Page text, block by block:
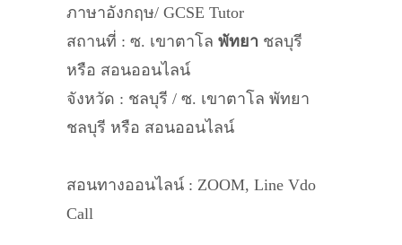
ภาษาอังกฤษ/ GCSE Tutor
สถานที่ : ซ. เขาตาโล พัทยา ชลบุรี
หรือ สอนออนไลน์
จังหวัด : ชลบุรี / ซ. เขาตาโล พัทยา
ชลบุรี หรือ สอนออนไลน์
สอนทางออนไลน์ : ZOOM, Line Vdo
Call